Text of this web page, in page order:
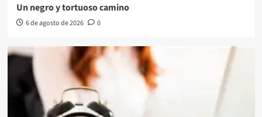
Un negro y tortuoso camino
6 de agosto de 2026 0